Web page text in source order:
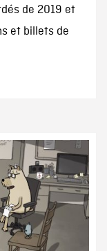
de 2019 et
et billets de